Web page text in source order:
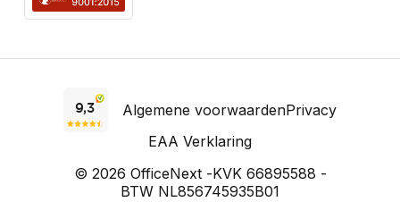
Algemene voorwaardenPrivacy
EAA Verklaring
© 2026 OfficeNext -KVK 66895588 -
BTW NL856745935B01